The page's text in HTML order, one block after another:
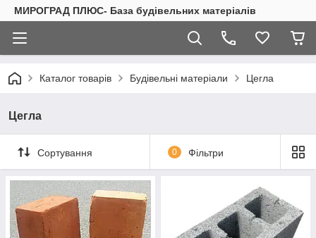
МИРОГРАД ПЛЮС- База будівельних матеріалів
Каталог товарів Будівельні матеріали Цегла
Цегла
Сортування 0 Фільтри